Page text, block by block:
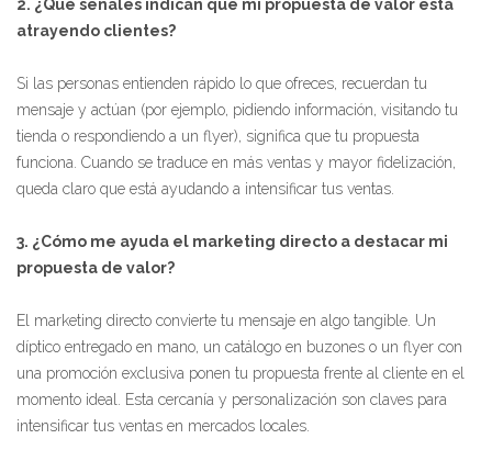
2. ¿Qué señales indican que mi propuesta de valor está
atrayendo clientes?
Si las personas entienden rápido lo que ofreces, recuerdan tu
mensaje y actúan (por ejemplo, pidiendo información, visitando tu
tienda o respondiendo a un flyer), significa que tu propuesta
funciona. Cuando se traduce en más ventas y mayor fidelización,
queda claro que está ayudando a intensificar tus ventas.
3. ¿Cómo me ayuda el marketing directo a destacar mi
propuesta de valor?
El marketing directo convierte tu mensaje en algo tangible. Un
díptico entregado en mano, un catálogo en buzones o un flyer con
una promoción exclusiva ponen tu propuesta frente al cliente en el
momento ideal. Esta cercanía y personalización son claves para
intensificar tus ventas en mercados locales.